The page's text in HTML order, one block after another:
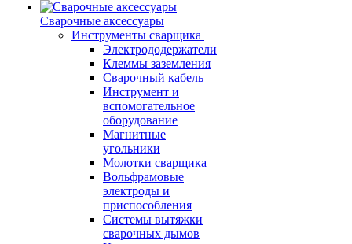
Сварочные аксессуары
Инструменты сварщика
Электрододержатели
Клеммы заземления
Сварочный кабель
Инструмент и
вспомогательное
оборудование
Магнитные
угольники
Молотки сварщика
Вольфрамовые
электроды и
приспособления
Системы вытяжки
сварочных дымов